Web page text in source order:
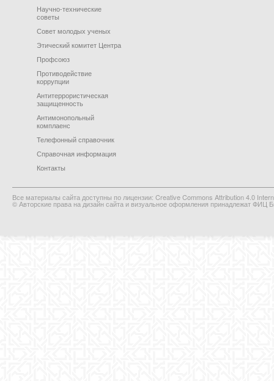
Научно-технические
советы
Совет молодых ученых
Этический комитет Центра
Профсоюз
Противодействие
коррупции
Антитеррористическая
защищенность
Антимонопольный
комплаенс
Телефонный справочник
Справочная информация
Контакты
Все материалы сайта доступны по лицензии: Creative Commons Attribution 4.0
© Авторские права на дизайн сайта и визуальное оформления принадлежат ФИЦ